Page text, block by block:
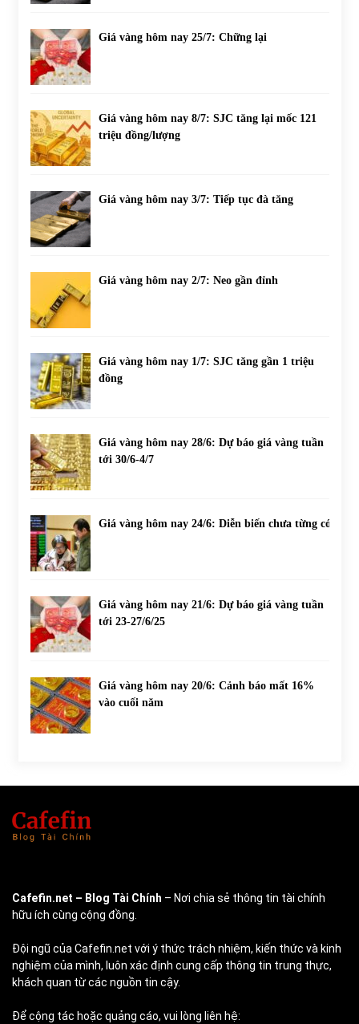
Giá vàng hôm nay 25/7: Chững lại
Giá vàng hôm nay 8/7: SJC tăng lại mốc 121
triệu đồng/lượng
Giá vàng hôm nay 3/7: Tiếp tục đà tăng
Giá vàng hôm nay 2/7: Neo gần đỉnh
Giá vàng hôm nay 1/7: SJC tăng gần 1 triệu
đồng
Giá vàng hôm nay 28/6: Dự báo giá vàng tuần
tới 30/6-4/7
Giá vàng hôm nay 24/6: Diễn biến chưa từng có
Giá vàng hôm nay 21/6: Dự báo giá vàng tuần
tới 23-27/6/25
Giá vàng hôm nay 20/6: Cảnh báo mất 16%
vào cuối năm
Cafefin.net – Blog Tài Chính – Nơi chia sẻ thông tin tài chính
hữu ích cùng cộng đồng.
Đội ngũ của Cafefin.net với ý thức trách nhiệm, kiến thức và kinh
nghiệm của mình, luôn xác định cung cấp thông tin trung thực,
khách quan từ các nguồn tin cậy.
Để cộng tác hoặc quảng cáo, vui lòng liên hệ: